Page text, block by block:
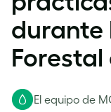
durante
Forestal
El equipo de